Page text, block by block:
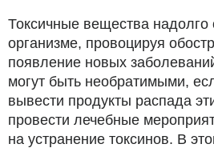
Токсичные вещества надолго
организме, провоцируя
появление новых
могут быть необратимыми,
вывести продукты распада
провести лечебные
на устранение токсинов. В